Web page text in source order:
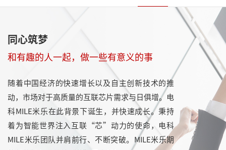
同心筑梦
和有趣的人一起，做一些有意义的事
随着中国经济的快速增长以及自主创新技术的推
动，市场对于高质量的互联芯片需求与日俱增。电
科MILE米乐在此背景下诞生，并快速成长。秉持
着为智能世界注入互联“芯”动力的使命，电科
MILE米乐团队并肩前行、不断突破。MILE米乐期